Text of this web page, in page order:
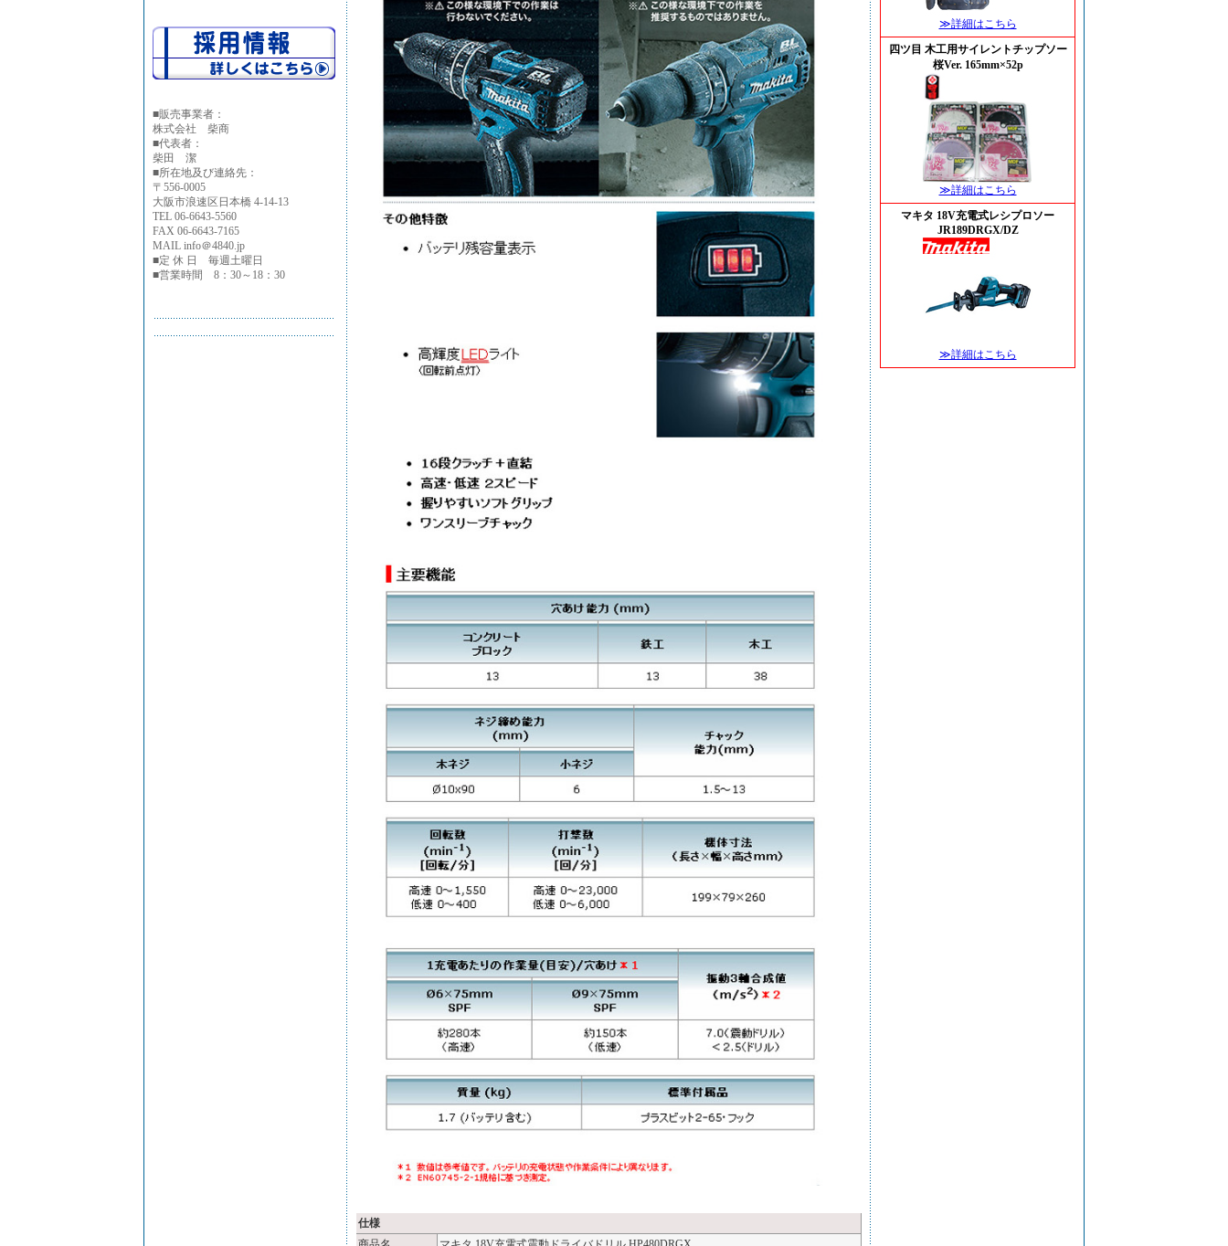
■販売事業者：
株式会社 柴商
■代表者：
柴田 潔
■所在地及び連絡先：
〒556-0005
大阪市浪速区日本橋 4-14-13
TEL 06-6643-5560
FAX 06-6643-7165
MAIL info＠4840.jp
■定 休 日 毎週土曜日
■営業時間 8：30～18：30
仕様
≫詳細はこちら
四ツ目 木工用サイレントチップソー
桜Ver. 165mm×52p
≫詳細はこちら
マキタ 18V充電式レシプロソー
JR189DRGX/DZ
≫詳細はこちら